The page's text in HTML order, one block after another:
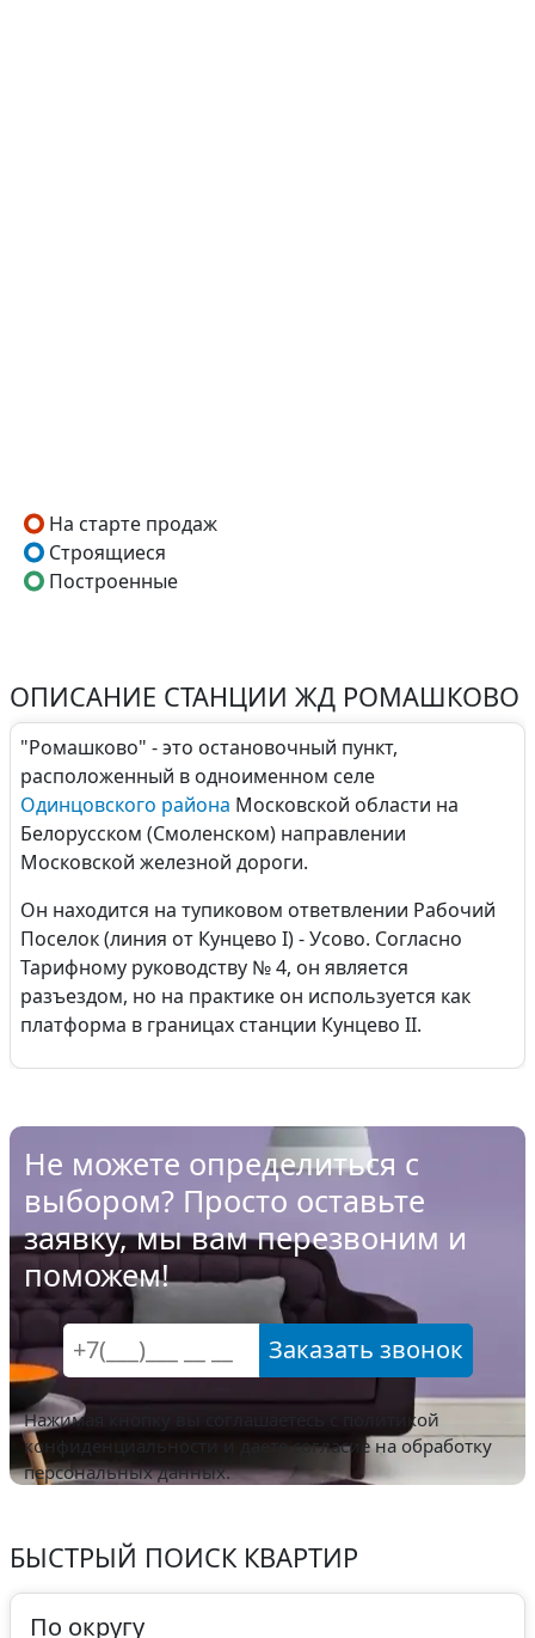
На старте продаж
Строящиеся
Построенные
ОПИСАНИЕ СТАНЦИИ ЖД РОМАШКОВО
"Ромашково" - это остановочный пункт,
расположенный в одноименном селе
Одинцовского района Московской области на
Белорусском (Смоленском) направлении
Московской железной дороги.
Он находится на тупиковом ответвлении Рабочий
Поселок (линия от Кунцево I) - Усово. Согласно
Тарифному руководству № 4, он является
разъездом, но на практике он используется как
платформа в границах станции Кунцево II.
Не можете определиться с
выбором? Просто оставьте
заявку, мы вам перезвоним и
поможем!
Заказать звонок
Нажимая кнопку вы соглашаетесь с
политикой
конфиденциальности и даете согласие на обработку
персональных данных.
БЫСТРЫЙ ПОИСК КВАРТИР
По округу